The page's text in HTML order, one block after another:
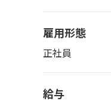
雇用形態
正社員
給与